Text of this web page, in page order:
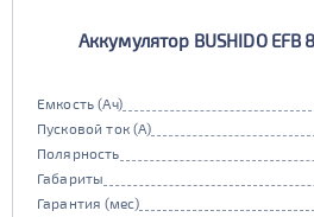
Аккумулятор BUSHIDO EFB
Емкость (Ач)
Пусковой ток (А)
Полярность
Габариты
Гарантия (мес)